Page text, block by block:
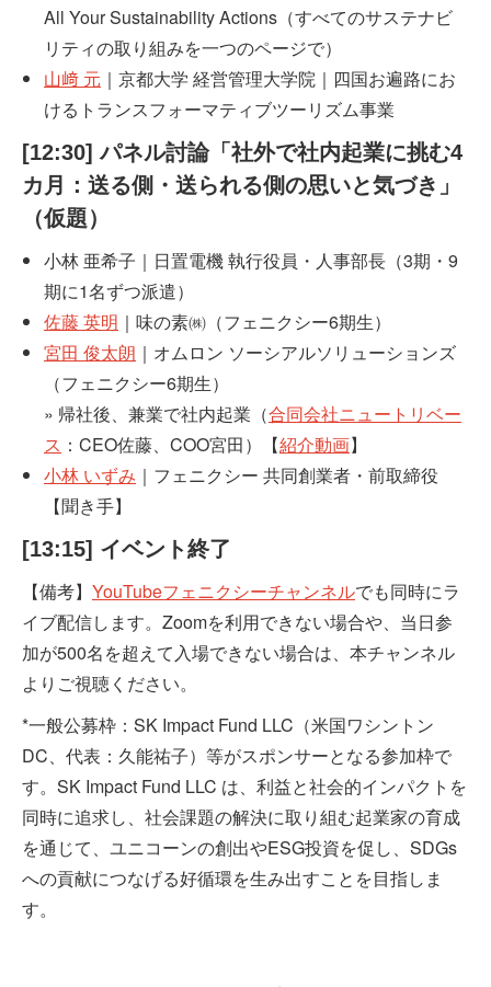
All Your Sustainability Actions（すべてのサステナビ
リティの取り組みを一つのページで）
山﨑 元 ｜京都大学 経営管理大学院｜四国お遍路にお
けるトランスフォーマティブツーリズム事業
[12:30] パネル討論「社外で社内起業に挑む4
カ月：送る側・送られる側の思いと気づき」
（仮題）
小林 亜希子｜日置電機 執行役員・人事部長（3期・9
期に1名ずつ派遣）
佐藤 英明 ｜味の素㈱（フェニクシー6期生）
宮田 俊太朗 ｜オムロン ソーシアルソリューションズ
（フェニクシー6期生）
» 帰社後、兼業で社内起業（合同会社ニュートリベー
ス ：CEO佐藤、COO宮田）【紹介動画】
小林 いずみ ｜フェニクシー 共同創業者・前取締役
【聞き手】
[13:15] イベント終了
【備考】 YouTubeフェニクシーチャンネルでも同時にラ
イブ配信します。Zoomを利用できない場合や、当日参
加が500名を超えて入場できない場合は、本チャンネル
よりご視聴ください。
*一般公募枠：SK Impact Fund LLC（米国ワシントン
DC、代表：久能祐子）等がスポンサーとなる参加枠で
す。SK Impact Fund LLC は、利益と社会的インパクトを
同時に追求し、社会課題の解決に取り組む起業家の育成
を通じて、ユニコーンの創出やESG投資を促し、SDGs
への貢献につなげる好循環を生み出すことを目指しま
す。